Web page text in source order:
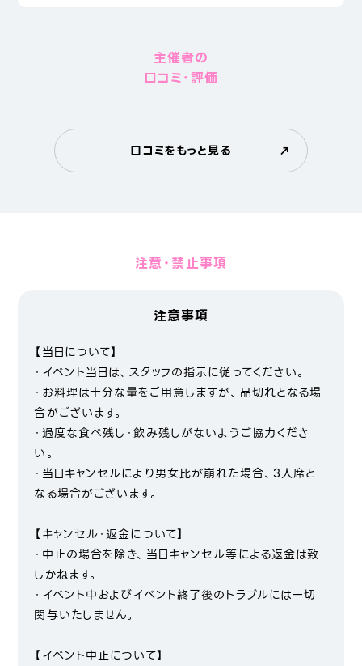
主催者の
口コミ・評価
口コミをもっと見る
注意・禁止事項
注意事項
【当日について】
・イベント当日は、スタッフの指示に従ってください。
・お料理は十分な量をご用意しますが、品切れとなる場
合がございます。
・過度な食べ残し・飲み残しがないようご協力くださ
い。
・当日キャンセルにより男女比が崩れた場合、3人席と
なる場合がございます。
【キャンセル・返金について】
・中止の場合を除き、当日キャンセル等による返金は致
しかねます。
・イベント中およびイベント終了後のトラブルには一切
関与いたしません。
【イベント中止について】